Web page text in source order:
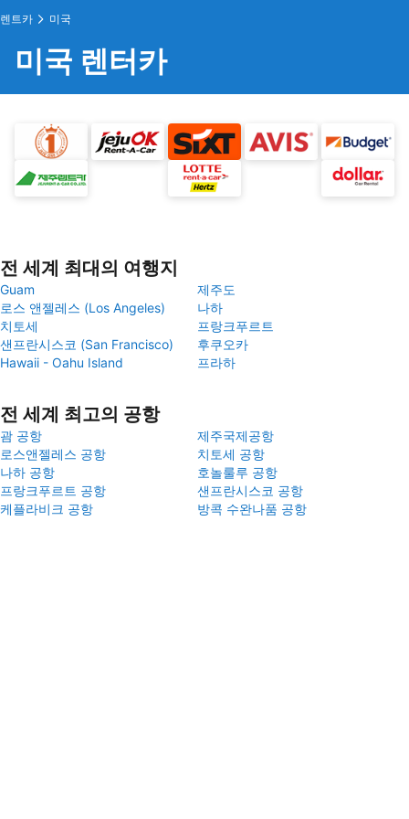
렌트카 미국
미국 렌터카
전 세계 최대의 여행지
Guam
제주도
로스 앤젤레스 (Los Angeles)
나하
치토세
프랑크푸르트
샌프란시스코 (San Francisco)
후쿠오카
Hawaii - Oahu Island
프라하
전 세계 최고의 공항
괌 공항
제주국제공항
로스앤젤레스 공항
치토세 공항
나하 공항
호놀룰루 공항
프랑크푸르트 공항
샌프란시스코 공항
케플라비크 공항
방콕 수완나품 공항